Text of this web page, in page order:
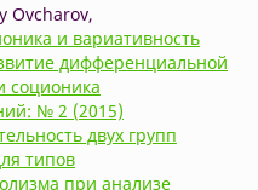
Ovcharov,
и вариативность
дифференциальной
соционика
№ 2 (2015)
двух групп
типов
при анализе